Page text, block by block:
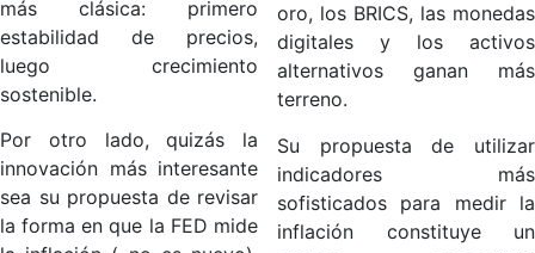
más clásica: primero
estabilidad de precios,
luego crecimiento
sostenible.
Por otro lado, quizás la
innovación más interesante
sea su propuesta de revisar
la forma en que la FED mide
oro, los BRICS, las monedas
digitales y los activos
alternativos ganan más
terreno.
Su propuesta de utilizar
indicadores más
sofisticados para medir la
inflación constituye un